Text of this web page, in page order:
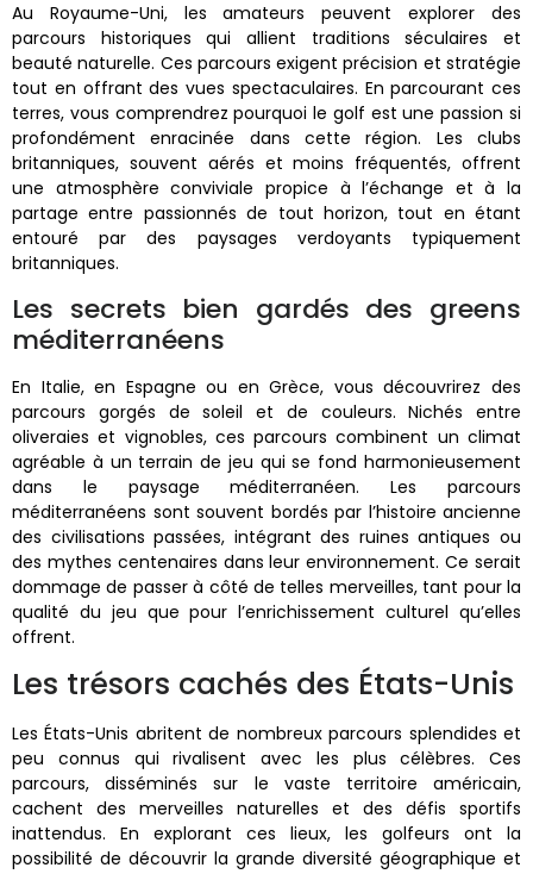
Au Royaume-Uni, les amateurs peuvent explorer des
parcours historiques qui allient traditions séculaires et
beauté naturelle. Ces parcours exigent précision et stratégie
tout en offrant des vues spectaculaires. En parcourant ces
terres, vous comprendrez pourquoi le golf est une passion si
profondément enracinée dans cette région. Les clubs
britanniques, souvent aérés et moins fréquentés, offrent
une atmosphère conviviale propice à l’échange et à la
partage entre passionnés de tout horizon, tout en étant
entouré par des paysages verdoyants typiquement
britanniques.
Les secrets bien gardés des greens
méditerranéens
En Italie, en Espagne ou en Grèce, vous découvrirez des
parcours gorgés de soleil et de couleurs. Nichés entre
oliveraies et vignobles, ces parcours combinent un climat
agréable à un terrain de jeu qui se fond harmonieusement
dans le paysage méditerranéen. Les parcours
méditerranéens sont souvent bordés par l’histoire ancienne
des civilisations passées, intégrant des ruines antiques ou
des mythes centenaires dans leur environnement. Ce serait
dommage de passer à côté de telles merveilles, tant pour la
qualité du jeu que pour l’enrichissement culturel qu’elles
offrent.
Les trésors cachés des États-Unis
Les États-Unis abritent de nombreux parcours splendides et
peu connus qui rivalisent avec les plus célèbres. Ces
parcours, disséminés sur le vaste territoire américain,
cachent des merveilles naturelles et des défis sportifs
inattendus. En explorant ces lieux, les golfeurs ont la
possibilité de découvrir la grande diversité géographique et